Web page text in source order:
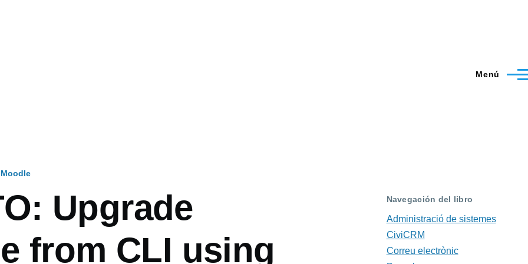
Menú
Moodle
Upgrade
from CLI using
Navegación del libro
Administració de sistemes
CiviCRM
Correu electrònic